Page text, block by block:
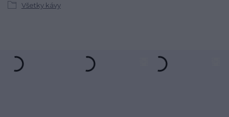
Všetky kávy